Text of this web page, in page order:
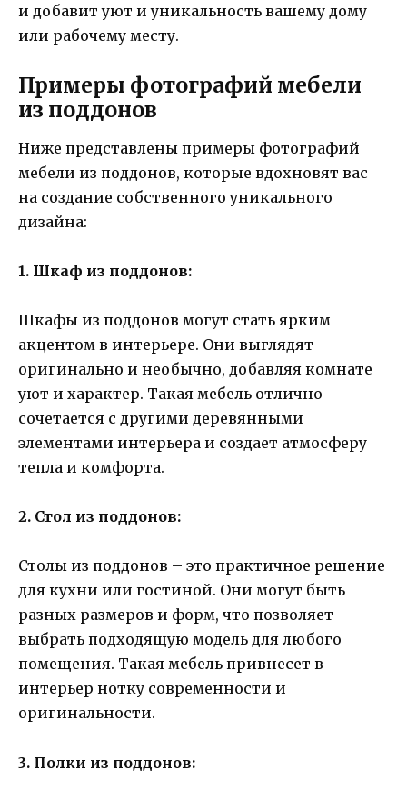
и добавит уют и уникальность вашему дому
или рабочему месту.
Примеры фотографий мебели
из поддонов
Ниже представлены примеры фотографий
мебели из поддонов, которые вдохновят вас
на создание собственного уникального
дизайна:
1. Шкаф из поддонов:
Шкафы из поддонов могут стать ярким
акцентом в интерьере. Они выглядят
оригинально и необычно, добавляя комнате
уют и характер. Такая мебель отлично
сочетается с другими деревянными
элементами интерьера и создает атмосферу
тепла и комфорта.
2. Стол из поддонов:
Столы из поддонов – это практичное решение
для кухни или гостиной. Они могут быть
разных размеров и форм, что позволяет
выбрать подходящую модель для любого
помещения. Такая мебель привнесет в
интерьер нотку современности и
оригинальности.
3. Полки из поддонов: